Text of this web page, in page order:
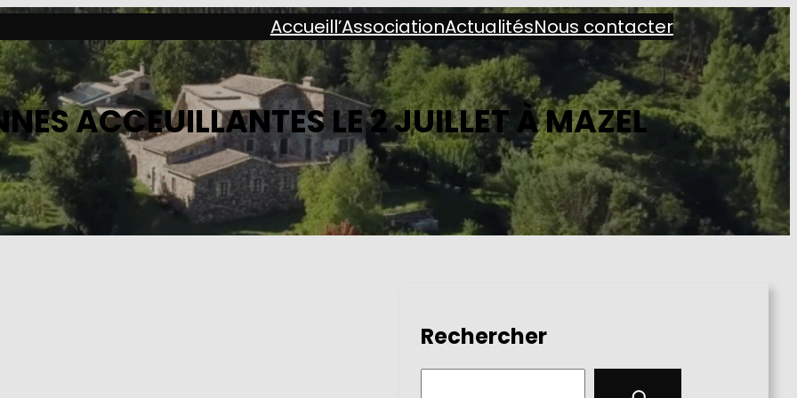
Accueill’AssociationActualitésNous contacter
ACCEUILLANTES LE 2 JUILLET À MAZEL
Rechercher